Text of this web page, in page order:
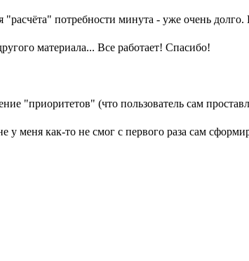
потребности минута - уже очень долго.
материала... Все работает! Спасибо!
"приоритетов" (что пользователь сам
меня как-то не смог с первого раза сам